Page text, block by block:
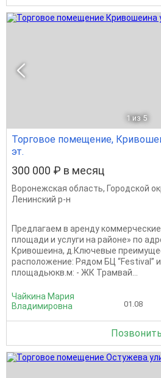
1 из 5
Торговое помещение,
эт.
300 000 ₽ в месяц
Воронежская область, Городской
Ленинский р-н
Предлагаем в аренду
площади и услуги на районе» по
Кривошеина, д.Ключевые
расположение: Рядом БЦ “Festival”
площадьюкв.м: - ЖК Трамвай...
Чайкина Мария
Владимировна
01.08
Позвонить